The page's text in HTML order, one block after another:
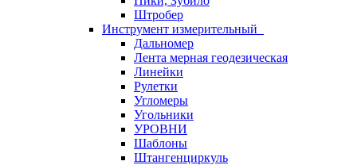
Штробер
Инструмент измерительный
Дальномер
Лента мерная геодезическая
Линейки
Рулетки
Угломеры
Угольники
УРОВНИ
Шаблоны
Штангенциркуль